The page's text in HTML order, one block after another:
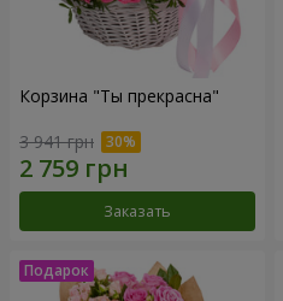
Корзина "Ты прекрасна"
3 941 грн
Заказать